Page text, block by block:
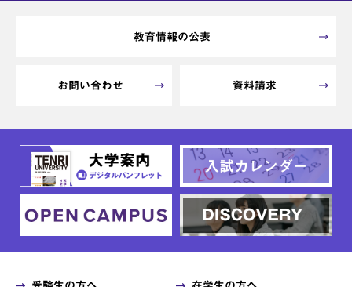
教育情報の公表
お問い合わせ 資料請求